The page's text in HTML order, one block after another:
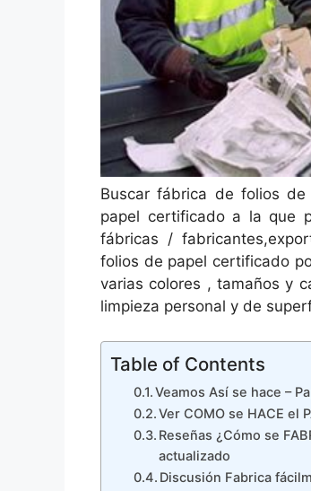
Buscar fábrica de folios
papel certificado a la que
fábricas /
folios de papel certificado
varias colores , tamaños y
limpieza personal y de
Table of Contents
Veamos Así se hace –
Ver COMO se HACE el
Reseñas ¿Cómo se
actualizado
Discusión Fabrica